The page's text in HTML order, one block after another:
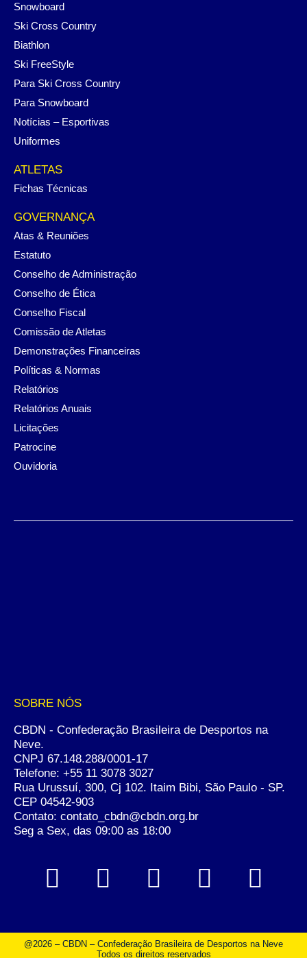
Snowboard
Ski Cross Country
Biathlon
Ski FreeStyle
Para Ski Cross Country
Para Snowboard
Notícias – Esportivas
Uniformes
ATLETAS
Fichas Técnicas
GOVERNANÇA
Atas & Reuniões
Estatuto
Conselho de Administração
Conselho de Ética
Conselho Fiscal
Comissão de Atletas
Demonstrações Financeiras
Políticas & Normas
Relatórios
Relatórios Anuais
Licitações
Patrocine
Ouvidoria
SOBRE NÓS
CBDN - Confederação Brasileira de Desportos na
Neve.
CNPJ 67.148.288/0001-17
Telefone: +55 11 3078 3027
Rua Urussuí, 300, Cj 102. Itaim Bibi, São Paulo - SP.
CEP 04542-903
Contato: contato_cbdn@cbdn.org.br
Seg a Sex, das 09:00 as 18:00
@2026 – CBDN – Confederação Brasileira de Desportos na Neve
Todos os direitos reservados